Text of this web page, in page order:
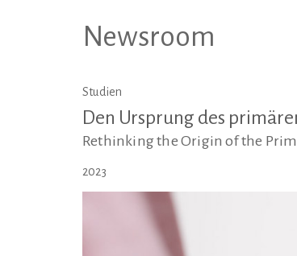
Newsroom
Studien
Den Ursprung des
Rethinking the Origin of the
2023